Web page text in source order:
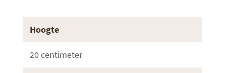
Hoogte
20 centimeter